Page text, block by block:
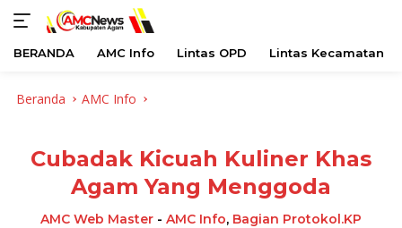
BERANDA AMC Info Lintas OPD Lintas Kecamatan
Beranda AMC Info
Cubadak Kicuah Kuliner Khas
Agam Yang Menggoda
AMC Web Master - AMC Info, Bagian Protokol.KP